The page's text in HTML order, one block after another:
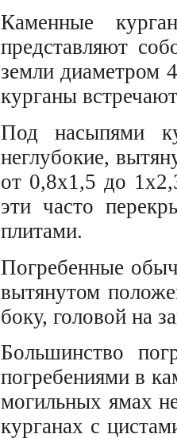
Каменные
представляют
земли диаметром
курганы
Под насыпями
неглубокие,
от 0,8х1,5 до
эти часто
плитами.
Погребенные
вытянутом
боку, головой на
Большинство
погребениями в
могильных ямах
курганах с